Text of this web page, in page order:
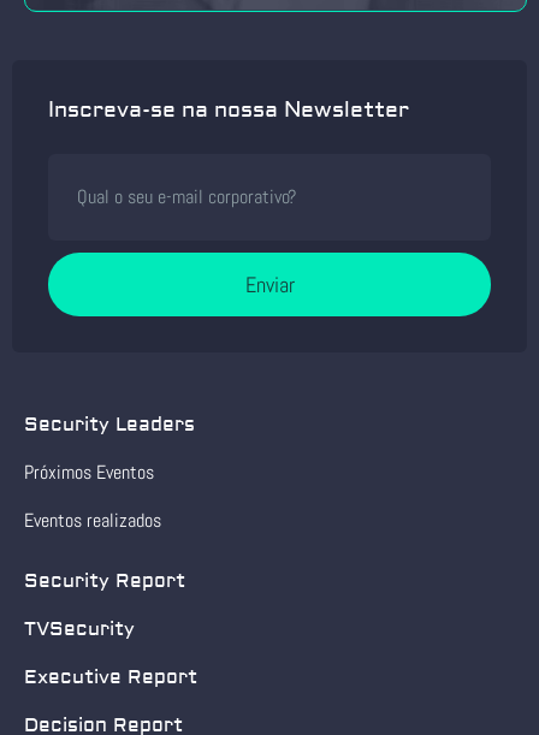
Inscreva-se na nossa Newsletter
Enviar
Security Leaders
Próximos Eventos
Eventos realizados
Security Report
TVSecurity
Executive Report
Decision Report